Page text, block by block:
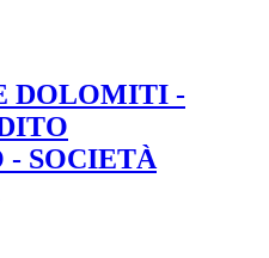
DOLOMITI -
- SOCIETÀ